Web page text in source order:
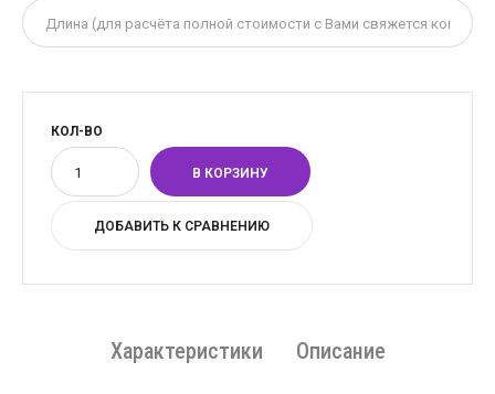
КОЛ-ВО
ДОБАВИТЬ К СРАВНЕНИЮ
Характеристики Описание